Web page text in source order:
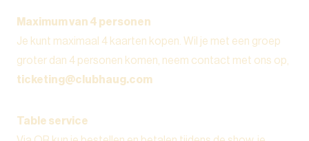
Maximum van 4 personen
Je kunt maximaal 4 kaarten kopen. Wil je met een groep
groter dan 4 personen komen, neem contact met ons op,
ticketing@clubhaug.com
Table service